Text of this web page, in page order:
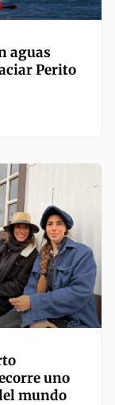
aguas
Perito
uno
mundo